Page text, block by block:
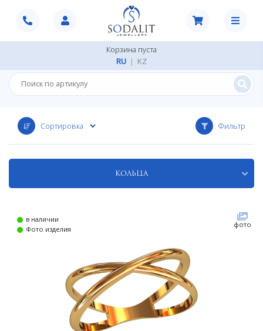
Корзина пуста
RU | KZ
Фильтр
Кольца
в наличии
Фото изделия
фото